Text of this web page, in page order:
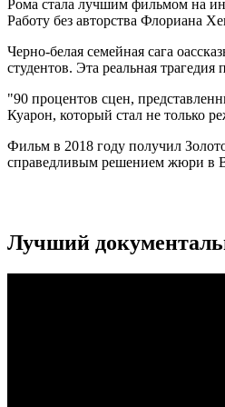
Рома стала лучшим фильмом на
Работу без авторства Флориана
Черно-белая семейная сага
студентов. Эта реальная
"90 процентов сцен,
Куарон, который стал не только
Фильм в 2018 году получил
справедливым решением жюри в
Лучший